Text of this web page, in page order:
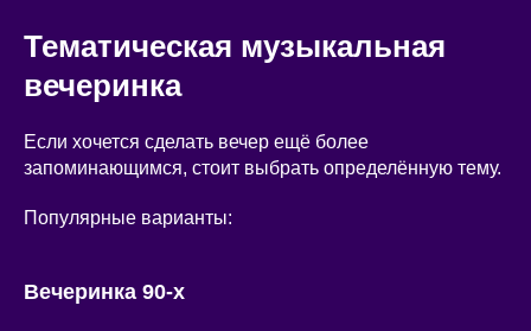
Тематическая музыкальная
вечеринка
Если хочется сделать вечер ещё более
запоминающимся, стоит выбрать определённую тему.
Популярные варианты:
Вечеринка 90-х